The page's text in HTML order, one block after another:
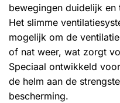
bewegingen duidelijk
Het slimme
mogelijk om de
of nat weer, wat zorgt
Speciaal ontwikkeld
de helm aan de
bescherming.